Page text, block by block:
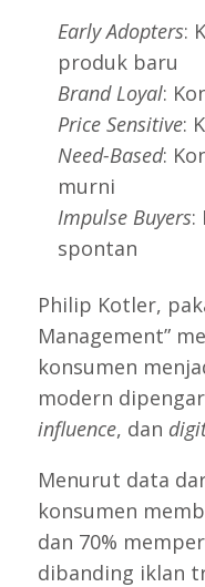
Early Adopters:
produk baru
Brand Loyal:
Price Sensitive:
Need-Based:
murni
Impulse Buyers:
spontan
Philip Kotler,
Management”
konsumen
modern
influence, dan
Menurut data
konsumen
dan 70%
dibanding iklan